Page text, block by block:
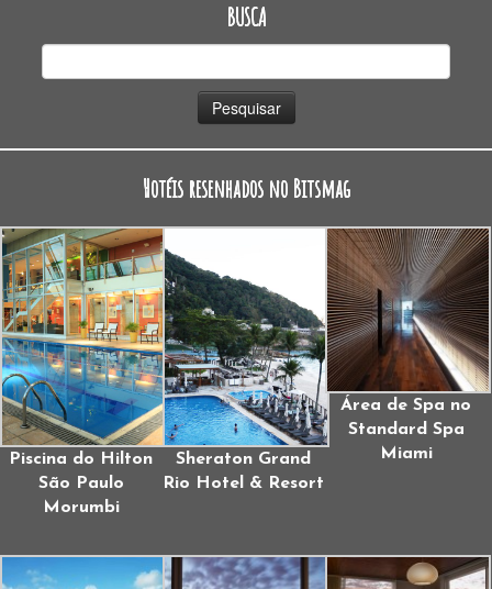
BUSCA
Hotéis resenhados no Bitsmag
Piscina do Hilton
São Paulo
Morumbi
Sheraton Grand
Rio Hotel & Resort
Área de Spa no
Standard Spa
Miami